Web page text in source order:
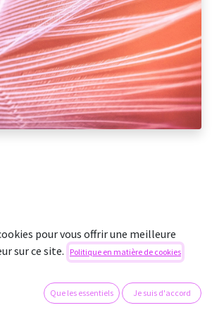
pour vous offrir une meilleure
sur ce site.
Politique en matière de cookies
Que les essentiels Je suis d'accord